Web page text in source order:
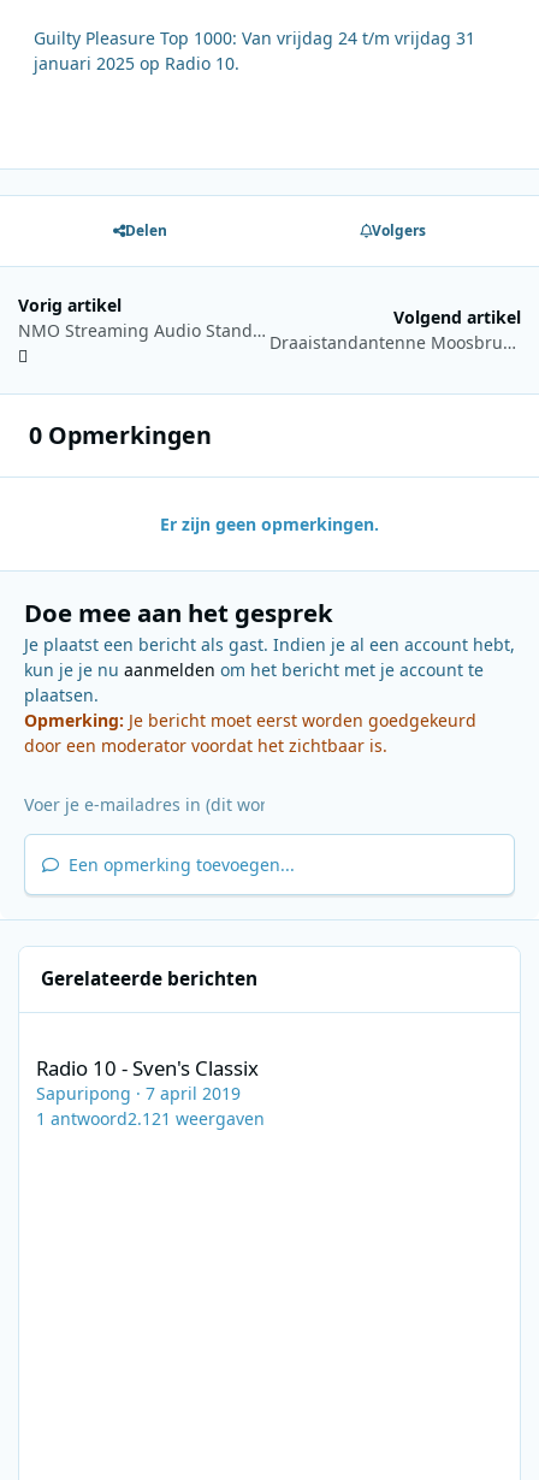
Guilty Pleasure Top 1000: Van vrijdag 24 t/m vrijdag 31
januari 2025 op Radio 10.
Delen Volgers
Vorig artikel
NMO Streaming Audio Standaard: Luistergedrag december 2024
Volgend artikel
Draaistandantenne Moosbrunn blijft voorlopig staan
0 Opmerkingen
Er zijn geen opmerkingen.
Doe mee aan het gesprek
Je plaatst een bericht als gast. Indien je al een account hebt,
kun je je nu aanmelden om het bericht met je account te
plaatsen.
Opmerking: Je bericht moet eerst worden goedgekeurd
door een moderator voordat het zichtbaar is.
Een opmerking toevoegen...
Gerelateerde berichten
Radio 10 - Sven's Classix
Sapuripong · 7 april 2019
1 antwoord2.121 weergaven